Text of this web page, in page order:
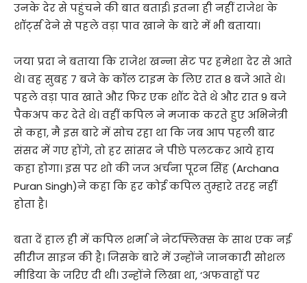
उनके देर से पहुंचने की बात बताई। इतना ही नहीं राजेश के
शॉर्ट्स देने से पहले वड़ा पाव खाने के बारे में भी बताया।
जया प्रदा ने बताया कि राजेश खन्ना सेट पर हमेशा देर से आते
थे। वह सुबह 7 बजे के कॉल टाइम के लिए रात 8 बजे आते थे।
पहले वड़ा पाव खाते और फिर एक शॉट देते थे और रात 9 बजे
पैकअप कर देते थे। वहीं कपिल ने मजाक करते हुए अभिनेत्री
से कहा, मै इस बारे में सोच रहा था कि जब आप पहली बार
संसद में गए होंगे, तो हर सांसद ने पीछे पलटकर आये हाय
कहा होगा। इस पर शो की जज अर्चना पूरन सिंह (Archana
Puran Singh)ने कहा कि हर कोई कपिल तुम्हारे तरह नहीं
होता है।
बता दें हाल ही में कपिल शर्मा ने नेटफ्लिक्स के साथ एक नई
सीरीज साइन की है। जिसके बारे में उन्होंने जानकारी सोशल
मीडिया के जरिए दी थी। उन्होंने लिखा था, ‘अफवाहों पर